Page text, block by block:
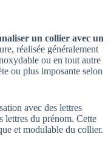
un collier avec un
réalisée généralement
ou en tout autre
ou plus imposante selon
avec des lettres
lettres du prénom. Cette
et modulable du collier.